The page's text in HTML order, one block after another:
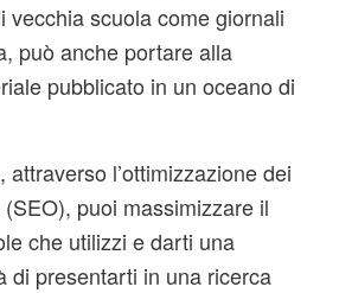
vecchia scuola come giornali
può anche portare alla
pubblicato in un oceano di
l’ottimizzazione dei
puoi massimizzare il
che utilizzi e darti una
di presentarti in una ricerca